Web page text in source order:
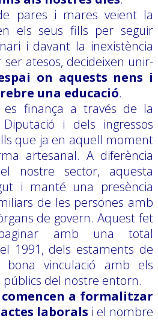
pares i mares veient la
els seus fills per seguir
i davant la inexistència
atesos, decideixen unir-
on aquests nens i
una educació.
finança a través de la
i dels ingressos
que ja en aquell moment
artesanal. A diferència
nostre sector, aquesta
i manté una presència
de les persones amb
de govern. Aquest fet
amb una total
1991, dels estaments de
vinculació amb els
del nostre entorn.
comencen a formalitzar
laborals i el nombre